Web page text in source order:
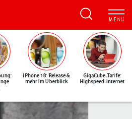
iPhone 18: Release &
mehr im Überblick
GigaCube-Tarife:
Highspeed-Internet